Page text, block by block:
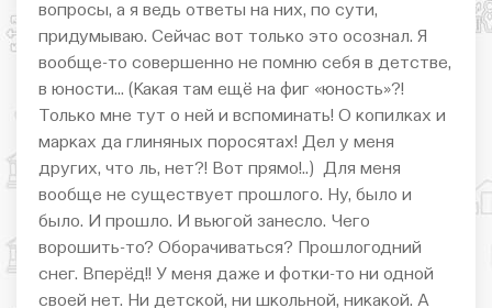
вопросы, а я ведь ответы на них, по сути,
придумываю. Сейчас вот только это осознал. Я
вообще-то совершенно не помню себя в детстве,
в юности… (Какая там ещё на фиг «юность»?!
Только мне тут о ней и вспоминать! О копилках и
марках да глиняных поросятах! Дел у меня
других, что ль, нет?! Вот прямо!..) Для меня
вообще не существует прошлого. Ну, было и
было. И прошло. И вьюгой занесло. Чего
ворошить-то? Оборачиваться? Прошлогодний
снег. Вперёд!! У меня даже и фотки-то ни одной
своей нет. Ни детской, ни школьной, никакой. А